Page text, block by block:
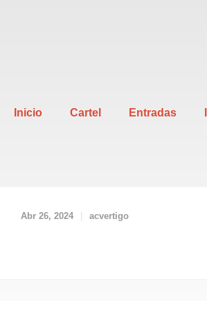
Inicio Cartel Entradas
Abr 26, 2024 acvertigo